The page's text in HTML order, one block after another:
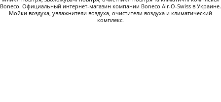
Boneco. Официальный интернет-магазин компании Boneco Air-O-Swiss в Украине.
Мойки воздуха, увлажнители воздуха, очистители воздуха и климатический
комплекс.